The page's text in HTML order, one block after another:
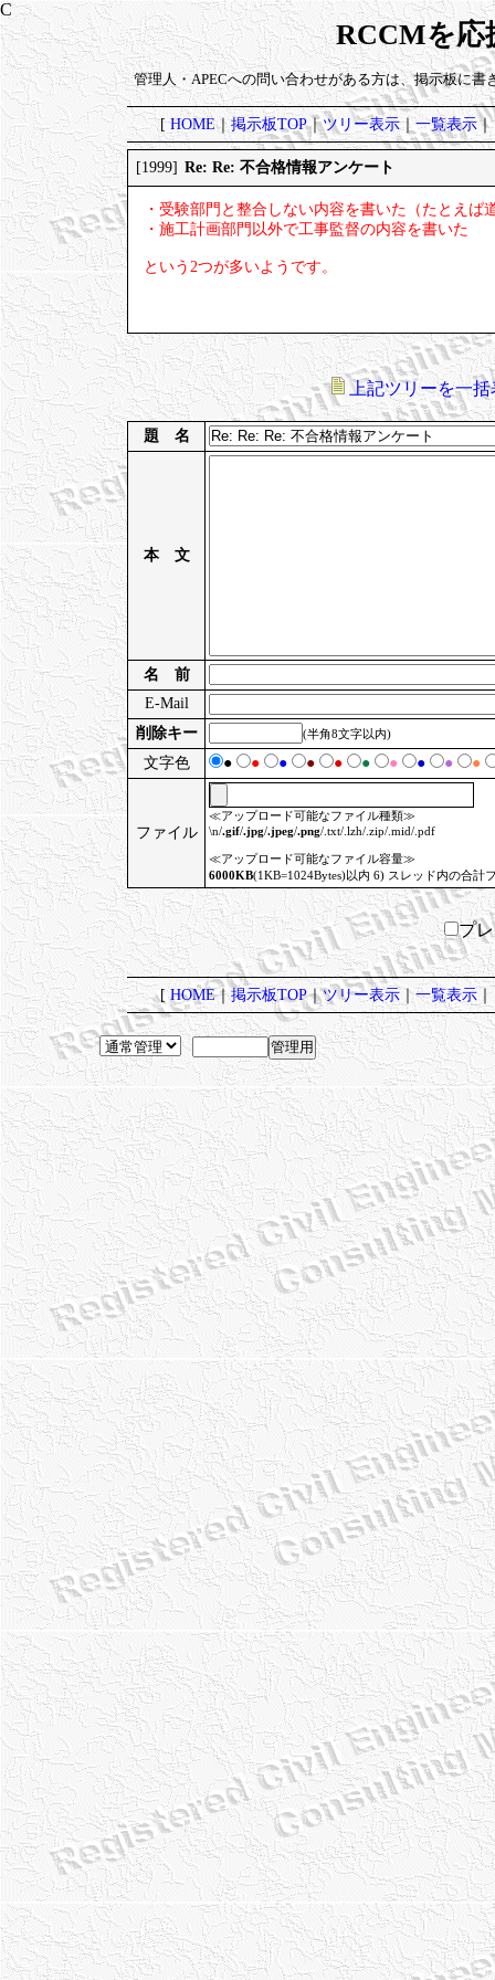
RCCMを応
管理人・APECへの問い合わせがある方は、掲示板に書
[HOME｜掲示板TOP｜ツリー表示｜一覧表示｜
[1999] Re: Re: 不合格情報アンケート
・受験部門と整合しない内容を書いた（たとえ
・施工計画部門以外で工事監督の内容を書いた
という2つが多いようです。
上記ツリーを一括
題 名
本 文
名 前
E-Mail
削除キー
(半角8文字以内)
文字色 ● ● ● ● ● ● ● ● ● ●
ファイル
≪アップロード可能なファイル種類≫
\n/.gif/.jpg/.jpeg/.png/.txt/.lzh/.zip/.mid/.pdf
≪アップロード可能なファイル容量≫
6000KB(1KB=1024Bytes)以内 6) スレッド内の合計
プ
[HOME｜掲示板TOP｜ツリー表示｜一覧表示｜